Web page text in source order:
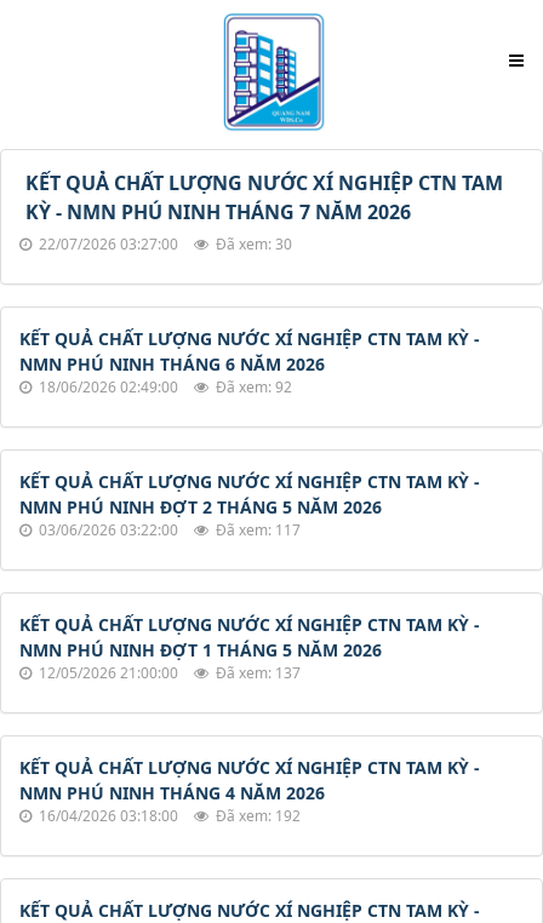
KẾT QUẢ CHẤT LƯỢNG NƯỚC XÍ NGHIỆP CTN TAM
KỲ - NMN PHÚ NINH THÁNG 7 NĂM 2026
22/07/2026 03:27:00 Đã xem: 30
KẾT QUẢ CHẤT LƯỢNG NƯỚC XÍ NGHIỆP CTN TAM KỲ -
NMN PHÚ NINH THÁNG 6 NĂM 2026
18/06/2026 02:49:00 Đã xem: 92
KẾT QUẢ CHẤT LƯỢNG NƯỚC XÍ NGHIỆP CTN TAM KỲ -
NMN PHÚ NINH ĐỢT 2 THÁNG 5 NĂM 2026
03/06/2026 03:22:00 Đã xem: 117
KẾT QUẢ CHẤT LƯỢNG NƯỚC XÍ NGHIỆP CTN TAM KỲ -
NMN PHÚ NINH ĐỢT 1 THÁNG 5 NĂM 2026
12/05/2026 21:00:00 Đã xem: 137
KẾT QUẢ CHẤT LƯỢNG NƯỚC XÍ NGHIỆP CTN TAM KỲ -
NMN PHÚ NINH THÁNG 4 NĂM 2026
16/04/2026 03:18:00 Đã xem: 192
KẾT QUẢ CHẤT LƯỢNG NƯỚC XÍ NGHIỆP CTN TAM KỲ -